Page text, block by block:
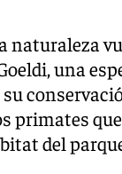
naturaleza
una
su
primates
del